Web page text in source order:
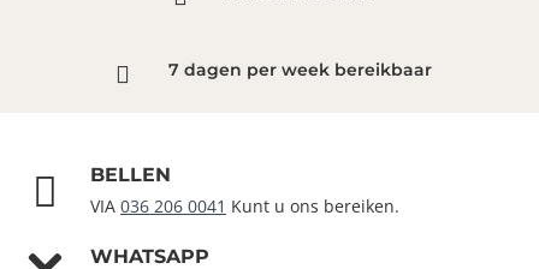
7 dagen per week bereikbaar
BELLEN
VIA 036 206 0041 Kunt u ons bereiken.
WHATSAPP